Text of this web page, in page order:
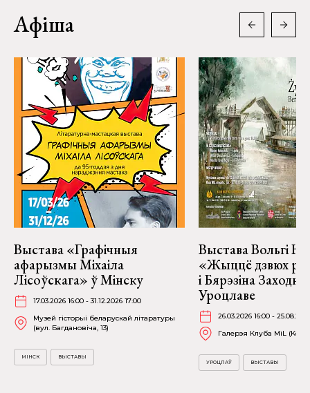
Афіша
Выстава «Графічныя
афарызмы Міхаіла
Лісоўскага» ў Мінску
17.03.2026 16:00 - 31.12.2026 17:00
Музей гісторыі беларускай літаратуры
(вул. Багдановіча, 13)
МІНСК ВЫСТАВЫ
Выстава Вольгі
«Жыццё дзвюх
і Бярэзіна
Уроцлаве
26.03.2026 16:00 -
Галерэя Клуба MiL
УРОЦЛАЎ ВЫСТАВЫ